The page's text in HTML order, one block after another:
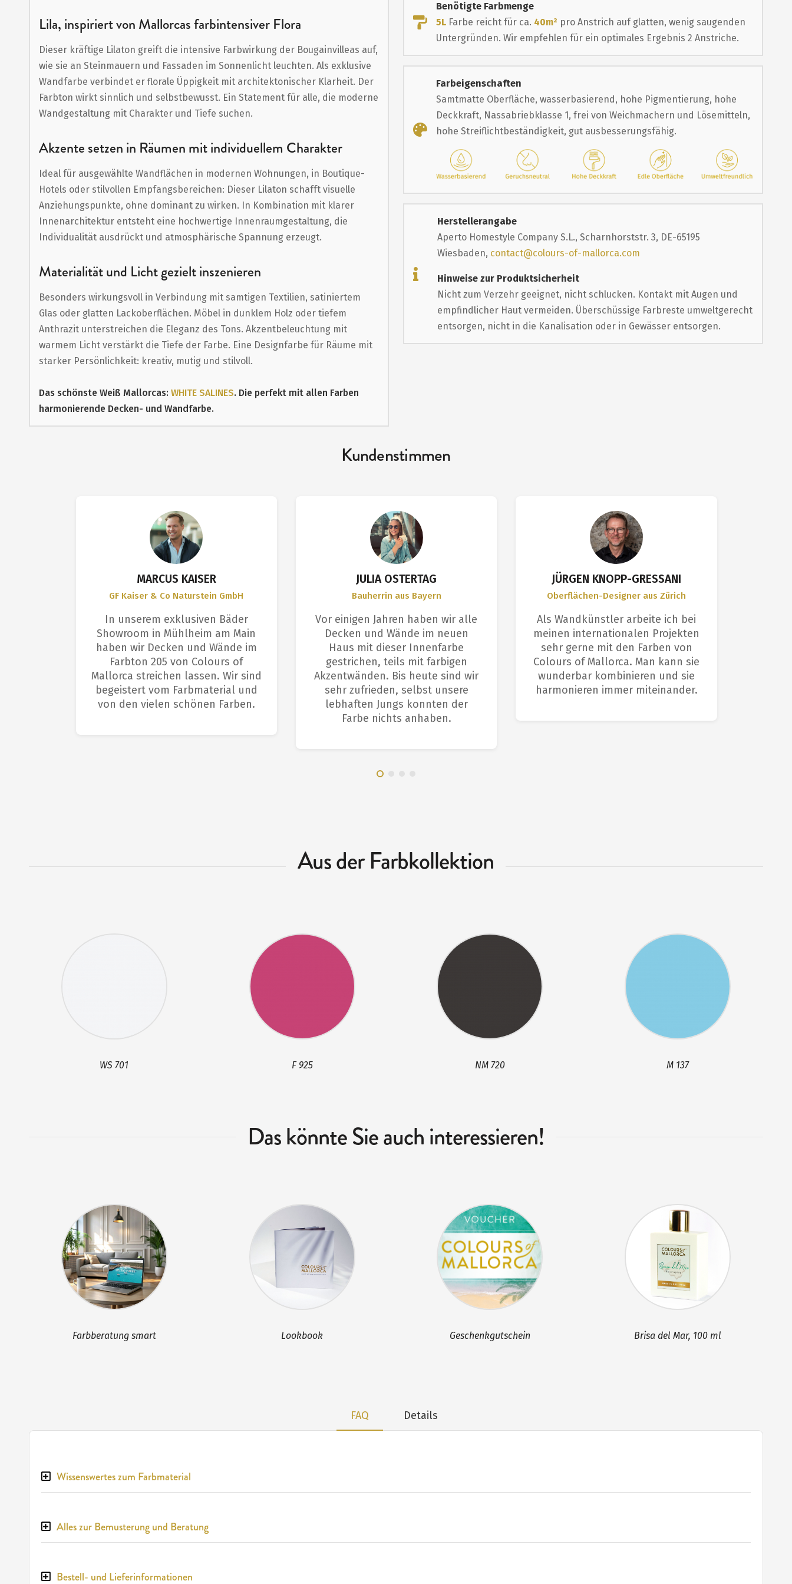
der
Bildergalerie
springen
Lila, inspiriert von Mallorcas farbintensiver Flora
Dieser kräftige Lilaton greift die intensive Farbwirkung der Bougainvilleas auf,
wie sie an Steinmauern und Fassaden im Sonnenlicht leuchten. Als exklusive
Wandfarbe verbindet er florale Üppigkeit mit architektonischer Klarheit. Der
Farbton wirkt sinnlich und selbstbewusst. Ein Statement für alle, die moderne
Wandgestaltung mit Charakter und Tiefe suchen.
Akzente setzen in Räumen mit individuellem Charakter
Ideal für ausgewählte Wandflächen in modernen Wohnungen, in Boutique-
Hotels oder stilvollen Empfangsbereichen: Dieser Lilaton schafft visuelle
Anziehungspunkte, ohne dominant zu wirken. In Kombination mit klarer
Innenarchitektur entsteht eine hochwertige Innenraumgestaltung, die
Individualität ausdrückt und atmosphärische Spannung erzeugt.
Materialität und Licht gezielt inszenieren
Besonders wirkungsvoll in Verbindung mit samtigen Textilien, satiniertem
Glas oder glatten Lackoberflächen. Möbel in dunklem Holz oder tiefem
Anthrazit unterstreichen die Eleganz des Tons. Akzentbeleuchtung mit
warmem Licht verstärkt die Tiefe der Farbe. Eine Designfarbe für Räume mit
starker Persönlichkeit: kreativ, mutig und stilvoll.
Das schönste Weiß Mallorcas: WHITE SALINES. Die perfekt mit allen Farben
harmonierende Decken- und Wandfarbe.
Benötigte Farbmenge
5L Farbe reicht für ca. 40m² pro Anstrich auf glatten, wenig saugenden
Untergründen. Wir empfehlen für ein optimales Ergebnis 2 Anstriche.
Farbeigenschaften
Samtmatte Oberfläche, wasserbasierend, hohe Pigmentierung, hohe
Deckkraft, Nassabriebklasse 1, frei von Weichmachern und Lösemitteln,
hohe Streiflichtbeständigkeit, gut ausbesserungsfähig.
Herstellerangabe
Aperto Homestyle Company S.L., Scharnhorststr. 3, DE-65195
Wiesbaden, contact@colours-of-mallorca.com
Hinweise zur Produktsicherheit
Nicht zum Verzehr geeignet, nicht schlucken. Kontakt mit Augen und
empfindlicher Haut vermeiden. Überschüssige Farbreste umweltgerecht
entsorgen, nicht in die Kanalisation oder in Gewässer entsorgen.
Kundenstimmen
MARCUS KAISER
GF Kaiser & Co Naturstein GmbH
In unserem exklusiven Bäder
Showroom in Mühlheim am Main
haben wir Decken und Wände im
Farbton 205 von Colours of
Mallorca streichen lassen. Wir sind
begeistert vom Farbmaterial und
von den vielen schönen Farben.
JULIA OSTERTAG
Bauherrin aus Bayern
Vor einigen Jahren haben wir alle
Decken und Wände im neuen
Haus mit dieser Innenfarbe
gestrichen, teils mit farbigen
Akzentwänden. Bis heute sind wir
sehr zufrieden, selbst unsere
lebhaften Jungs konnten der
Farbe nichts anhaben.
JÜRGEN KNOPP-GRESSANI
Oberflächen-Designer aus Zürich
Als Wandkünstler arbeite ich bei
meinen internationalen Projekten
sehr gerne mit den Farben von
Colours of Mallorca. Man kann sie
wunderbar kombinieren und sie
harmonieren immer miteinander.
Aus der Farbkollektion
WS 701 F 925 NM 720 M 137
Das könnte Sie auch interessieren!
Farbberatung smart Lookbook Geschenkgutschein Brisa del Mar, 100 ml
FAQ
Wissenswertes zum Farbmaterial
Alles zur Bemusterung und Beratung
Bestell- und Lieferinformationen
Details